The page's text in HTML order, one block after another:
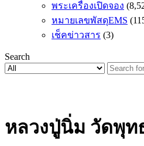
พระเครื่องเปิดจอง
หมายเลขพัสดุEMS
เช็คข่าวสาร (3)
Search
หลวงปู่นิ่ม วัดพุท